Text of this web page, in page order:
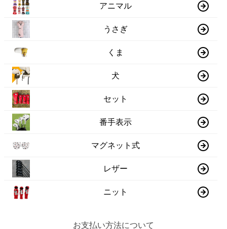
アニマル
うさぎ
くま
犬
セット
番手表示
マグネット式
レザー
ニット
お支払い方法について